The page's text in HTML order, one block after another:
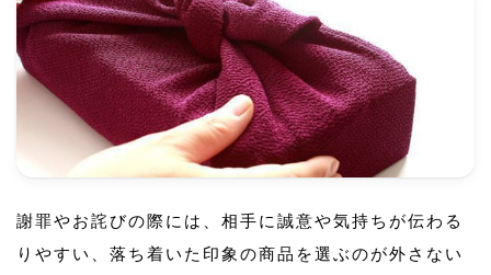
謝罪やお詫びの際には、相手に誠意や気持ちが伝わる
りやすい、落ち着いた印象の商品を選ぶのが外さない